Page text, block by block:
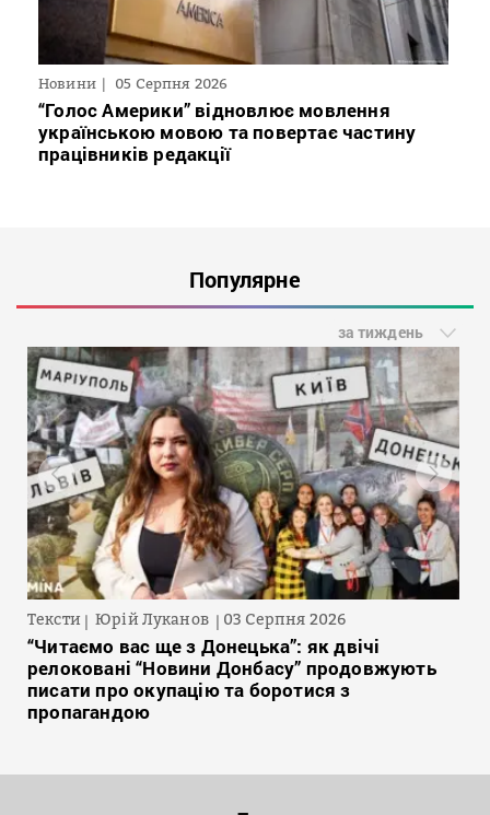
Новини 05 Серпня 2026
“Голос Америки” відновлює мовлення
українською мовою та повертає частину
працівників редакції
Популярне
за тиждень
Тексти Юрій Луканов 03 Серпня 2026
“Читаємо вас ще з Донецька”: як двічі
релоковані “Новини Донбасу” продовжують
писати про окупацію та боротися з
пропагандою